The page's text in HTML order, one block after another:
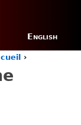
English
›